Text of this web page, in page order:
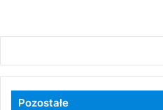
Pozostałe